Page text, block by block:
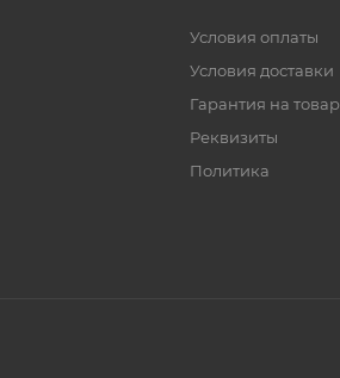
Условия оплаты
Условия доставки
Гарантия на товар
Реквизиты
Политика